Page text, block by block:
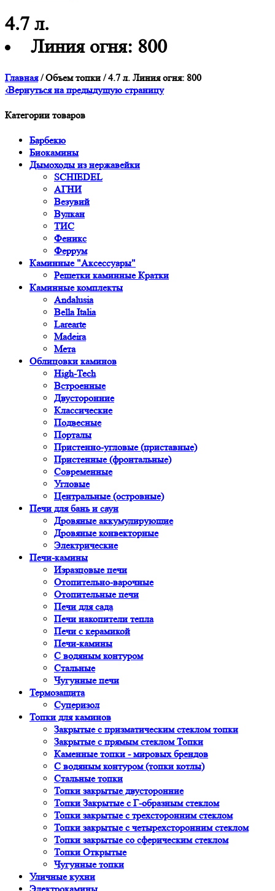
4.7 л.
Линия огня: 800
Главная/ Объем топки / 4.7 л. Линия огня: 800
‹Вернуться на предыдущую страницу
Категории товаров
Барбекю
Биокамины
Дымоходы из нержавейки
SCHIEDEL
АГНИ
Везувий
Вулкан
ТИС
Феникс
Феррум
Каминные "Аксессуары"
Решетки каминные Кратки
Каминные комплекты
Andalusia
Bella Italia
Larearte
Madeira
Мета
Облицовки каминов
High-Tech
Встроенные
Двусторонние
Классические
Подвесные
Порталы
Пристенно-угловые (приставные)
Пристенные (фронтальные)
Современные
Угловые
Центральные (островные)
Печи для бань и саун
Дровяные аккумулирующие
Дровяные конвекторные
Электрические
Печи-камины
Изразцовые печи
Отопительно-варочные
Отопительные печи
Печи для сада
Печи накопители тепла
Печи с керамикой
Печи-камины
С водяным контуром
Стальные
Чугунные печи
Термозащита
Суперизол
Топки для каминов
Закрытые с призматическим стеклом топки
Закрытые с прямым стеклом Топки
Каменные топки - мировых брендов
С водяным контуром (топки котлы)
Стальные топки
Топки закрытые двусторонние
Топки Закрытые с Г-образным стеклом
Топки закрытые с трехсторонним стеклом
Топки закрытые с четырехсторонним стеклом
Топки закрытые со сферическим стеклом
Топки Открытые
Чугунные топки
Уличные кухни